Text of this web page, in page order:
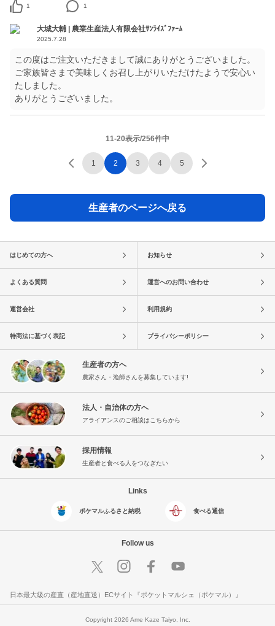
1 1
大城大輔 | 農業生産法人有限会社ｻﾝﾗｲｽﾞﾌｧｰﾑ
2025.7.28
この度はご注文いただきまして誠にありがとうございました。
ご家族皆さまで美味しくお召し上がりいただけたようで安心い
たしました。
ありがとうございました。
11-20表示/256件中
1 2 3 4 5
生産者のページへ戻る
はじめての方へ お知らせ
よくある質問 運営へのお問い合わせ
運営会社 利用規約
特商法に基づく表記 プライバシーポリシー
生産者の方へ
農家さん・漁師さんを募集しています!
法人・自治体の方へ
アライアンスのご相談はこちらから
採用情報
生産者と食べる人をつなぎたい
Links
ポケマルふるさと納税 食べる通信
Follow us
日本最大級の産直（産地直送）ECサイト『ポケットマルシェ（ポケマル）』
Copyright 2026 Ame Kaze Taiyo, Inc.